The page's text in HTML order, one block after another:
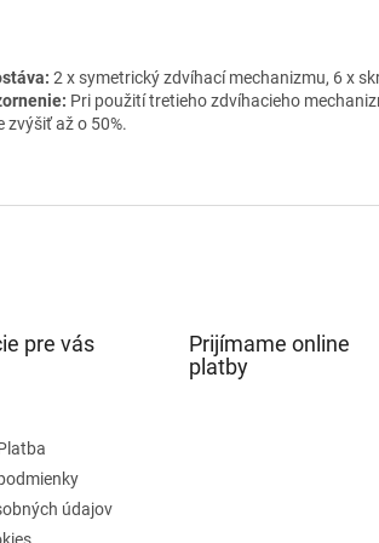
2 x symetrický zdvíhací mechanizmu, 6 x
Pri použití tretieho zdvíhacieho
zvýšiť až o 50%.
pre vás
údajov
Prijímame online
platby